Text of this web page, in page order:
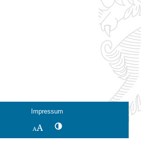
Impressum
SchriftgrößeKontrastwechsel